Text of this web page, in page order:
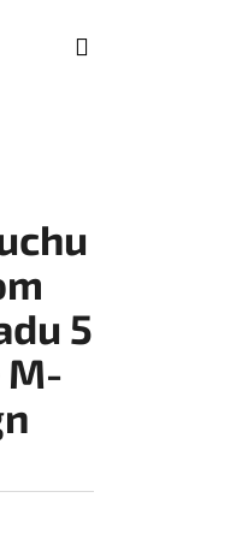
Nákupný
5
M-